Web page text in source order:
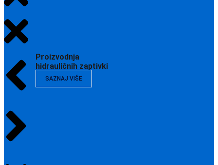
Proizvodnja
hidrauličnih zaptivki
SAZNAJ VIŠE